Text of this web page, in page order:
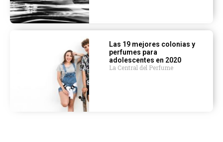
Las 19 mejores colonias y
perfumes para
adolescentes en 2020
La Central del Perfume